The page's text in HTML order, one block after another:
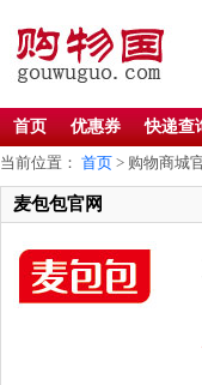
首页 优惠券 快递查
当前位置： 首页 > 购物商城
麦包包官网